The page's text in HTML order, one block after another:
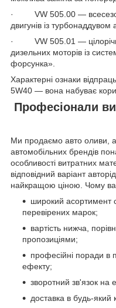
· VW 505.00 —
двигунів із турбонаддувом
· VW 505.01 —
дизельних моторів із
форсунка».
Характерні ознаки
5W40 — вона набуває
Професіонали
Ми продаємо авто оливи,
автомобільних брендів
особливості витратних
відповідний варіант
найкращою ціною. Чому
широкий асортимент
перевірених марок;
вартість нижча,
пропозиціями;
професійні поради в
ефекту;
зворотний зв'язок на
доставка в будь-який